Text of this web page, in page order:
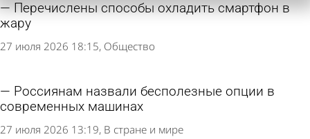
Перечислены способы охладить смартфон в
жару
27 июля 2026 18:15 Общество
Россиянам назвали бесполезные опции в
современных машинах
27 июля 2026 13:19 В стране и мире